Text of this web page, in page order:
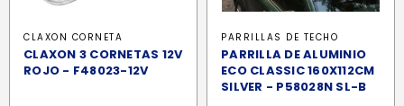
CLAXON CORNETA
CLAXON 3 CORNETAS 12V
ROJO - F48023-12V
PARRILLAS DE TECHO
PARRILLA DE ALUMINIO
ECO CLASSIC 160X112CM
SILVER - P58028N SL-B